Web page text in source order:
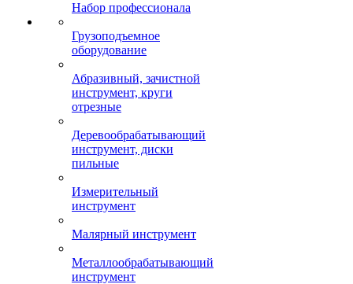
Набор профессионала
Грузоподъемное
оборудование
Абразивный, зачистной
инструмент, круги
отрезные
Деревообрабатывающий
инструмент, диски
пильные
Измерительный
инструмент
Малярный инструмент
Металлообрабатывающий
инструмент